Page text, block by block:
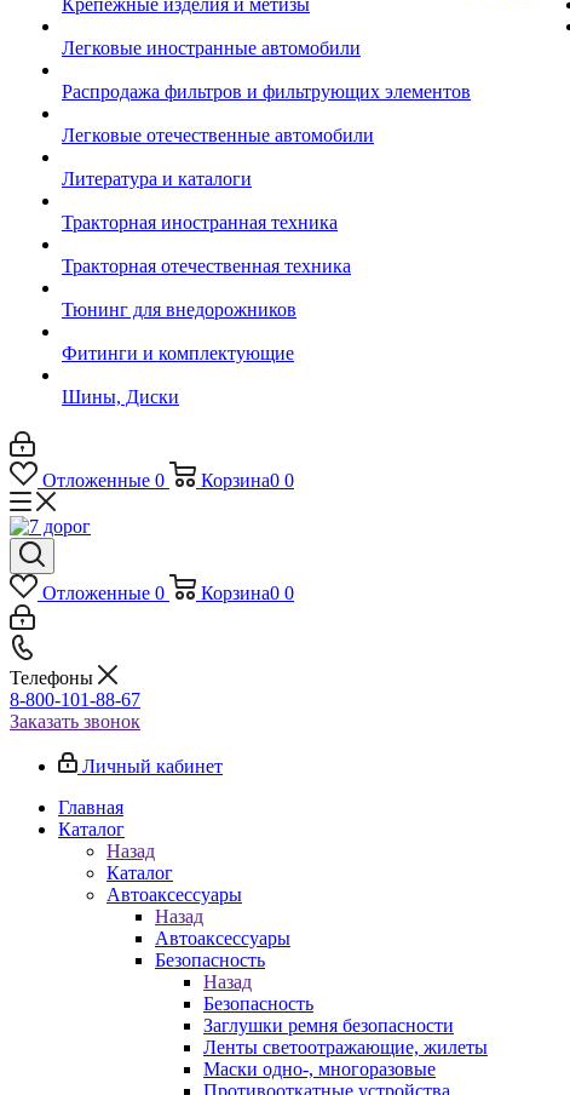
Крепежные изделия и метизы
Легковые иностранные автомобили
Распродажа фильтров и фильтрующих элементов
Легковые отечественные автомобили
Литература и каталоги
Тракторная иностранная техника
Тракторная отечественная техника
Тюнинг для внедорожников
Фитинги и комплектующие
Шины, Диски
Отложенные 0 Корзина0 0
Отложенные 0 Корзина0 0
Телефоны
8-800-101-88-67
Заказать звонок
Личный кабинет
Главная
Каталог
Назад
Каталог
Автоаксессуары
Назад
Автоаксессуары
Безопасность
Назад
Безопасность
Заглушки ремня безопасности
Ленты светоотражающие, жилеты
Маски одно-, многоразовые
Противооткатные устройства